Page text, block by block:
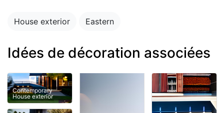
House exterior Eastern
Idées de décoration associées
Contemporary
House exterior